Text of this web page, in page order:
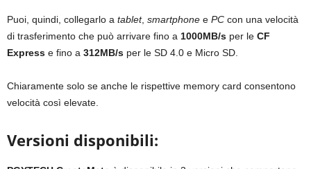
Puoi, quindi, collegarlo a tablet, smartphone e PC con una velocità
di trasferimento che può arrivare fino a 1000MB/s per le CF
Express e fino a 312MB/s per le SD 4.0 e Micro SD.
Chiaramente solo se anche le rispettive memory card consentono
velocità così elevate.
Versioni disponibili: